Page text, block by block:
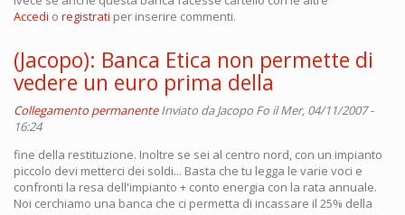
Accedi o registrati per inserire commenti.
(Jacopo): Banca Etica non permette di
vedere un euro prima della
Collegamento permanente Inviato daJacopo Fo il Mer, 04/11/2007 -
16:24
fine della restituzione. Inoltre se sei al centro nord, con un impianto
piccolo devi metterci dei soldi... Basta che tu legga le varie voci e
confronti la resa dell'impianto + conto energia con la rata annuale.
Noi cerchiamo una banca che ci permetta di incassare il 25% della